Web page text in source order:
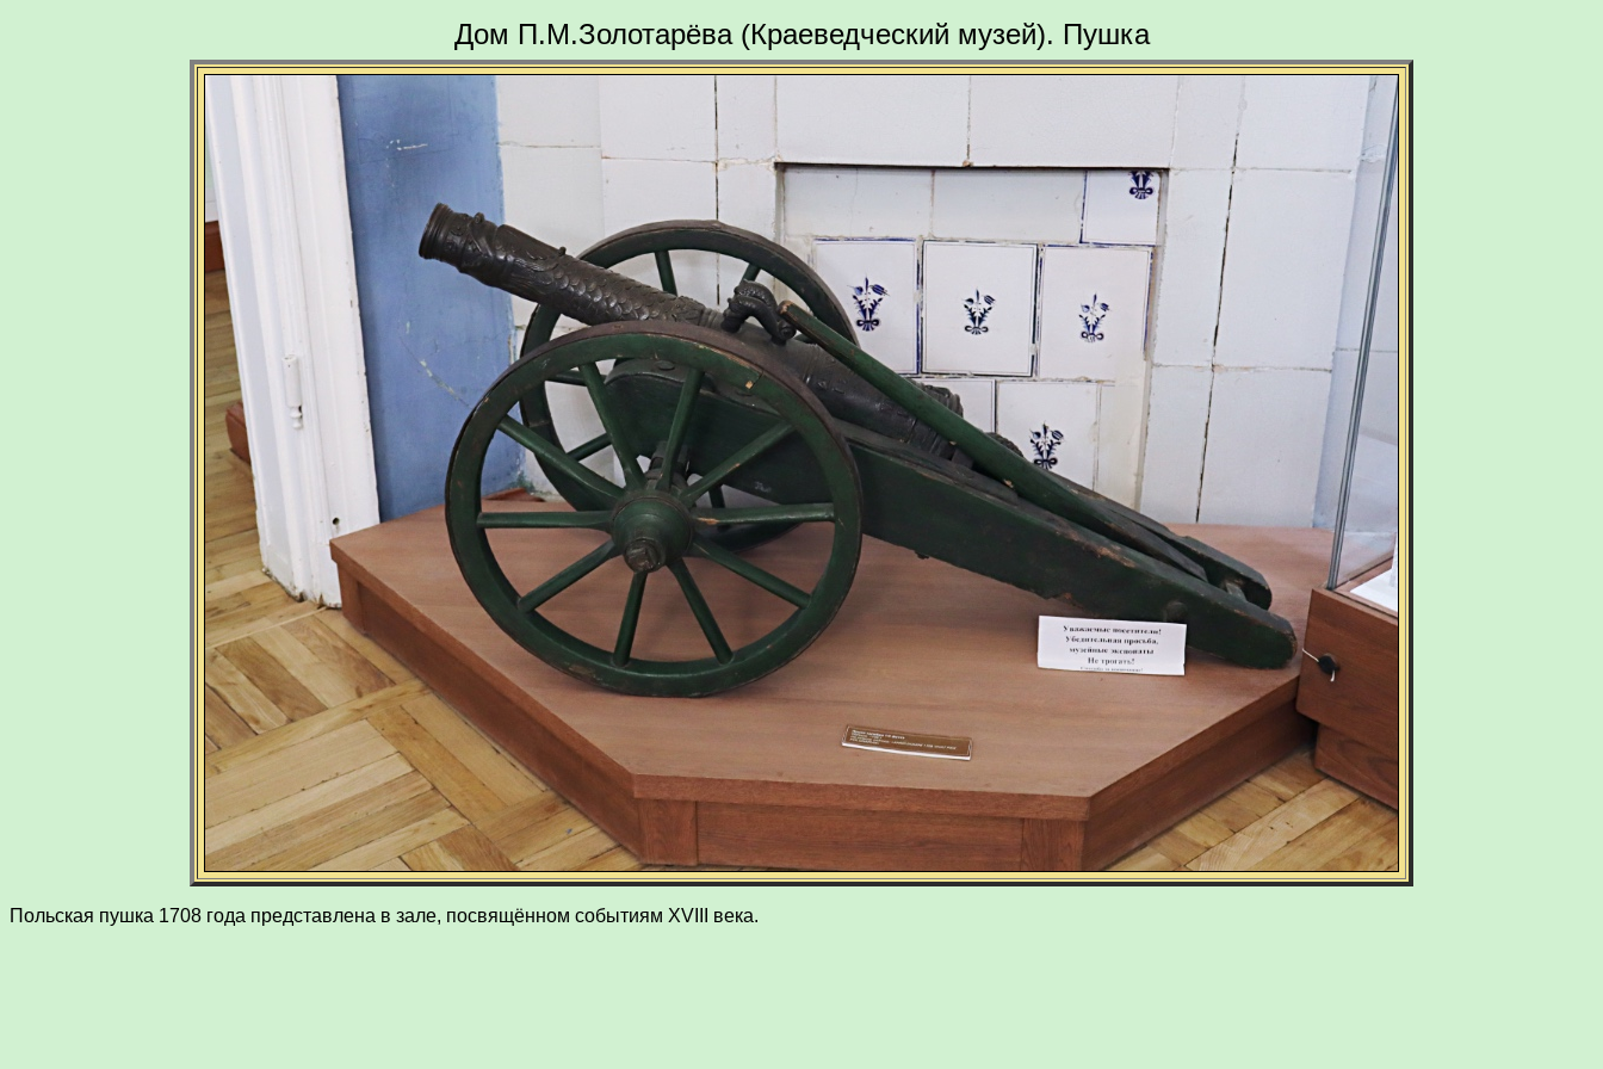
Дом П.М.Золотарёва (Краеведческий музей). Пушка
Польская пушка 1708 года представлена в зале, посвящённом событиям XVIII века.